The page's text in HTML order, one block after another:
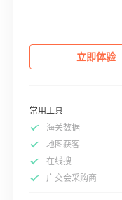
立即体验
常用工具
海关数据
地图获客
在线搜
广交会采购商